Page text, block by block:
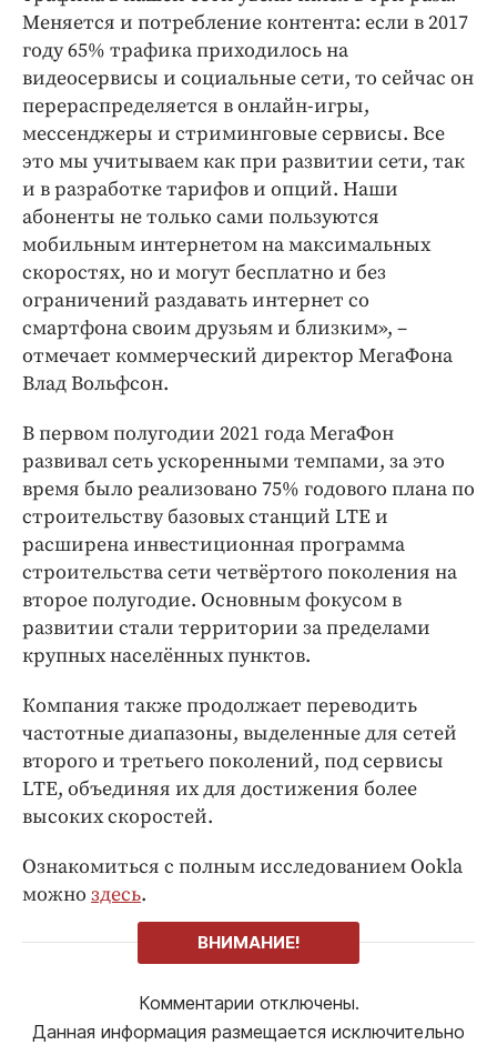
Меняется и потребление контента: если в 2017
году 65% трафика приходилось на
видеосервисы и социальные сети, то сейчас он
перераспределяется в онлайн-игры,
мессенджеры и стриминговые сервисы. Все
это мы учитываем как при развитии сети, так
и в разработке тарифов и опций. Наши
абоненты не только сами пользуются
мобильным интернетом на максимальных
скоростях, но и могут бесплатно и без
ограничений раздавать интернет со
смартфона своим друзьям и близким», –
отмечает коммерческий директор МегаФона
Влад Вольфсон.
В первом полугодии 2021 года МегаФон
развивал сеть ускоренными темпами, за это
время было реализовано 75% годового плана по
строительству базовых станций LTE и
расширена инвестиционная программа
строительства сети четвёртого поколения на
второе полугодие. Основным фокусом в
развитии стали территории за пределами
крупных населённых пунктов.
Компания также продолжает переводить
частотные диапазоны, выделенные для сетей
второго и третьего поколений, под сервисы
LTE, объединяя их для достижения более
высоких скоростей.
Ознакомиться с полным исследованием Ookla
можно здесь.
ВНИМАНИЕ!
Комментарии отключены.
Данная информация размещается исключительно